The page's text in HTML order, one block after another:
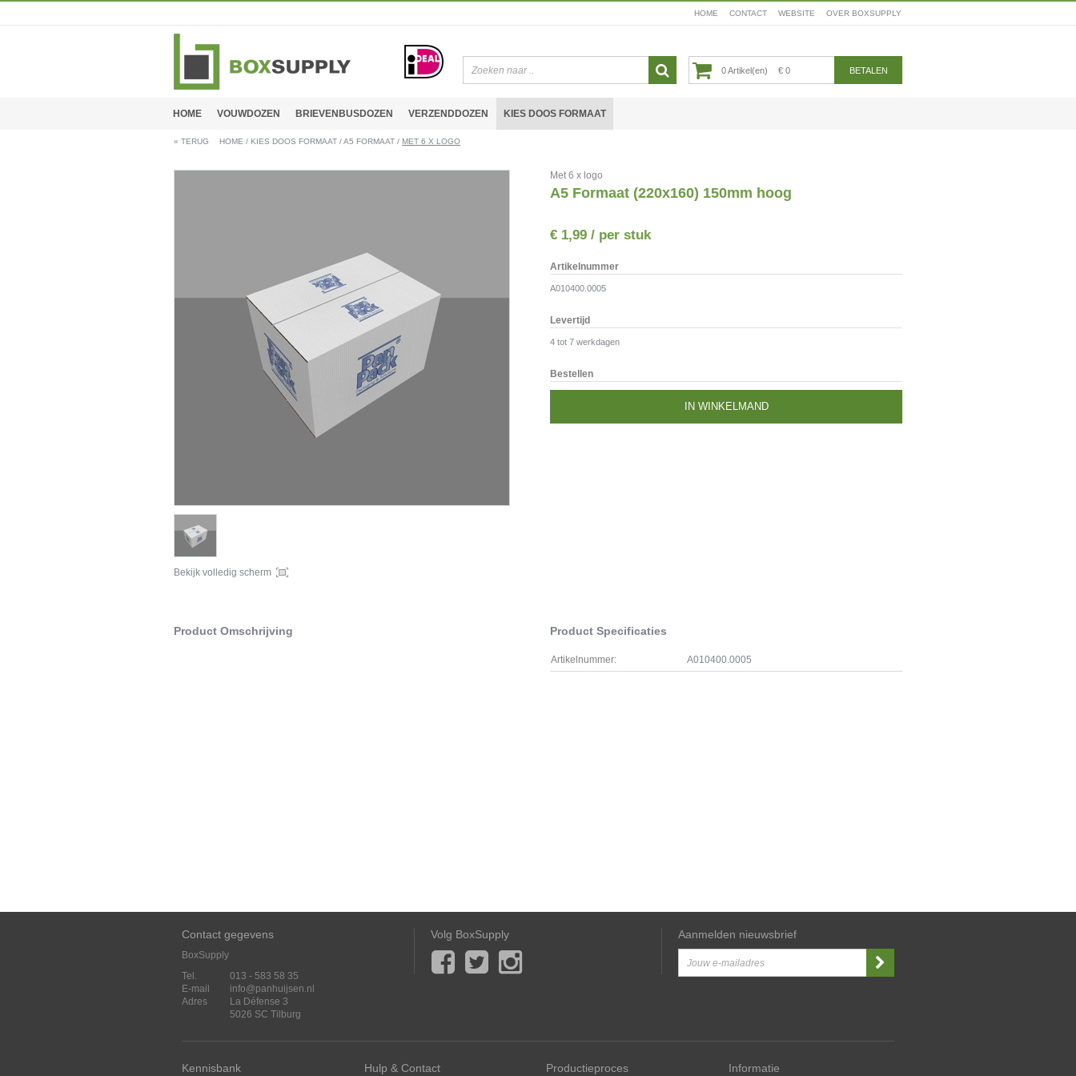
HOME CONTACT WEBSITE OVER BOXSUPPLY
0 Artikel(en) € 0 BETALEN
HOME VOUWDOZEN BRIEVENBUSDOZEN VERZENDDOZEN KIES DOOS FORMAAT
« TERUG HOME / KIES DOOS FORMAAT /A5 FORMAAT / MET 6 X LOGO
Bekijk volledig scherm
Met 6 x logo
A5 Formaat (220x160) 150mm hoog
€ 1,99 / per stuk
Artikelnummer
A010400.0005
Levertijd
4 tot 7 werkdagen
Bestellen
IN WINKELMAND
Product Omschrijving Product Specificaties
Artikelnummer: A010400.0005
Contact gegevens
BoxSupply
Tel.
013 - 583 58 35
E-mail
info@panhuijsen.nl
Adres
La Défense 3
5026 SC Tilburg
Volg BoxSupply Aanmelden nieuwsbrief
Kennisbank Hulp & Contact Productieproces Informatie